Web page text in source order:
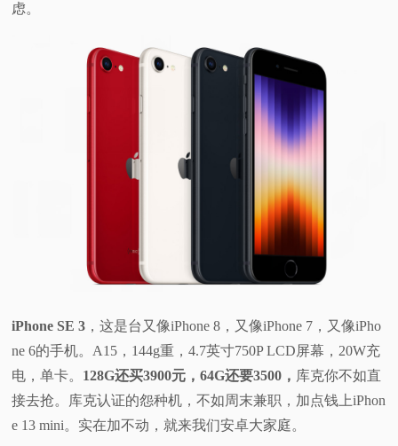
虑。
iPhone SE 3 ，这是台又像iPhone 8，又像iPhone 7，又像iPho
ne 6的手机。A15，144g重，4.7英寸750P LCD屏幕，20W充
电，单卡。 128G还买3900元，64G还要3500， 库克你不如直
接去抢。库克认证的怨种机，不如周末兼职，加点钱上iPhon
e 13 mini。实在加不动，就来我们安卓大家庭。